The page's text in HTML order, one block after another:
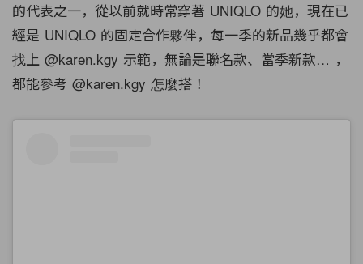
的代表之一，從以前就時常穿著 UNIQLO 的她，現在已
經是 UNIQLO 的固定合作夥伴，每一季的新品幾乎都會
找上 @karen.kgy 示範，無論是聯名款、當季新款… ，
都能參考 @karen.kgy 怎麼搭！